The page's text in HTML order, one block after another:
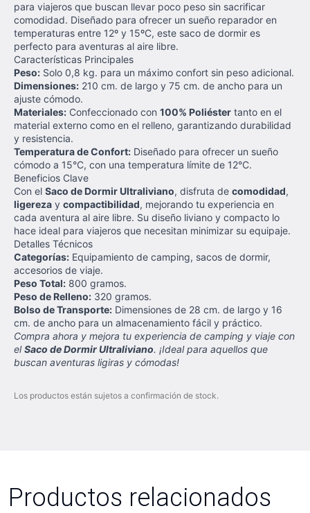
para viajeros que buscan llevar poco peso sin sacrificar
comodidad. Diseñado para ofrecer un sueño reparador en
temperaturas entre 12º y 15ºC, este saco de dormir es
perfecto para aventuras al aire libre.
Características Principales
Peso: Solo 0,8 kg. para un máximo confort sin peso adicional.
Dimensiones: 210 cm. de largo y 75 cm. de ancho para un
ajuste cómodo.
Materiales: Confeccionado con 100% Poliéster tanto en el
material externo como en el relleno, garantizando durabilidad
y resistencia.
Temperatura de Confort: Diseñado para ofrecer un sueño
cómodo a 15°C, con una temperatura límite de 12°C.
Beneficios Clave
Con el Saco de Dormir Ultraliviano, disfruta de comodidad,
ligereza y compactibilidad, mejorando tu experiencia en
cada aventura al aire libre. Su diseño liviano y compacto lo
hace ideal para viajeros que necesitan minimizar su equipaje.
Detalles Técnicos
Categorías: Equipamiento de camping, sacos de dormir,
accesorios de viaje.
Peso Total: 800 gramos.
Peso de Relleno: 320 gramos.
Bolso de Transporte: Dimensiones de 28 cm. de largo y 16
cm. de ancho para un almacenamiento fácil y práctico.
Compra ahora y mejora tu experiencia de camping y viaje con
elSaco de Dormir Ultraliviano. ¡Ideal para aquellos que
buscan aventuras ligiras y cómodas!
Los productos están sujetos a confirmación de stock.
Productos relacionados